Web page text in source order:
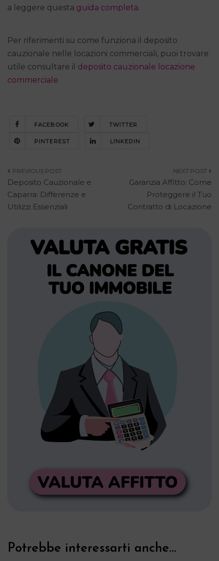
a leggere questa guida completa.
Per riferimenti su come funziona il deposito
cauzionale nelle locazioni commerciali, puoi trovare
utile consultare il deposito cauzionale locazione
commerciale.
FACEBOOK TWITTER
PINTEREST LINKEDIN
Navigazione
articoli
Deposito Cauzionale e
Caparra: Differenze e
Utilizzi Essenziali
Garanzia Affitto: Come
Proteggere il Tuo
Contratto di Locazione
Potrebbe interessarti anche...